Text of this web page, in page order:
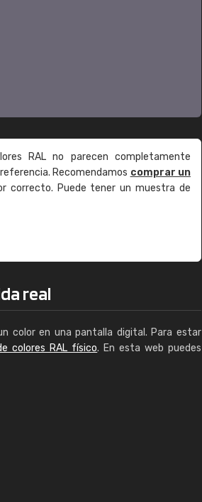
RAL no parecen completamente
Recomendamos comprar un
correcto. Puede tener un muestra de
real
color en una pantalla digital. Para estar
colores RAL físico. En esta web puedes
Enrique